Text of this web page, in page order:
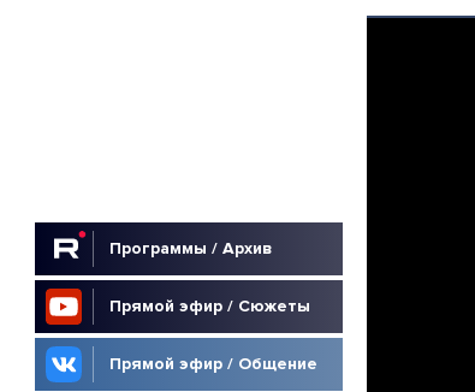
Программы / Архив
Прямой эфир / Сюжеты
Прямой эфир / Общение